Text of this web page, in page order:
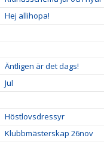
Hej allihopa!
Äntligen är det dags!
Jul
Höstlovsdressyr
Klubbmästerskap 26nov